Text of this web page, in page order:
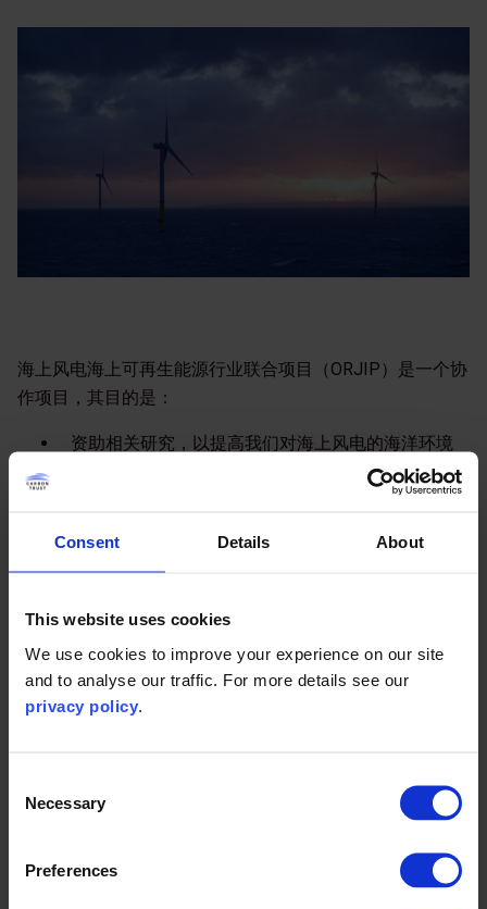
Consent Details About
This website uses cookies
We use cookies to improve your experience on our site
and to analyse our traffic. For more details see our
privacy policy
Selection
Necessary
Preferences
海上风电海上可再生能源行业联合项目（ORJIP）是一个协
作项目，其目的是：
资助相关研究，以提高我们对海上风电的海洋环境
降低海上风电开发项目遭遇核准未通过或核准延迟
金，支持政府监管机构评估海上风电的环境风险。ORJIP咨
询网络负责确定项目的优先顺序并指导项目执行。咨询网络
中包括法定自然保护机构、学术机构、非政府机构等领域的
关键利益相关者。
项目第一阶段的期限为2012年至2018年，由碳信托主持，
司提供资金。个别项目由开发商出资。主要研究包括声学驱